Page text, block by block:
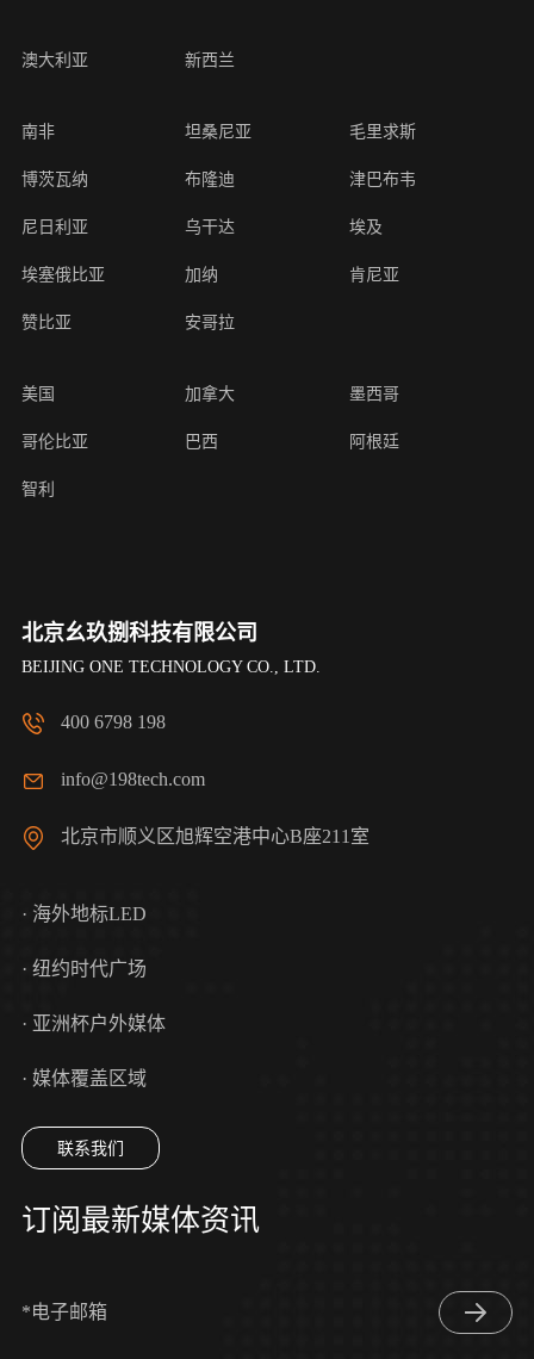
澳大利亚 新西兰
南非 坦桑尼亚 毛里求斯
博茨瓦纳 布隆迪 津巴布韦
尼日利亚 乌干达 埃及
埃塞俄比亚 加纳 肯尼亚
赞比亚 安哥拉
美国 加拿大 墨西哥
哥伦比亚 巴西 阿根廷
智利
北京幺玖捌科技有限公司
BEIJING ONE TECHNOLOGY CO., LTD.
400 6798 198
info@198tech.com
北京市顺义区旭辉空港中心B座211室
· 海外地标LED
· 纽约时代广场
· 亚洲杯户外媒体
· 媒体覆盖区域
联系我们
订阅最新媒体资讯
*电子邮箱